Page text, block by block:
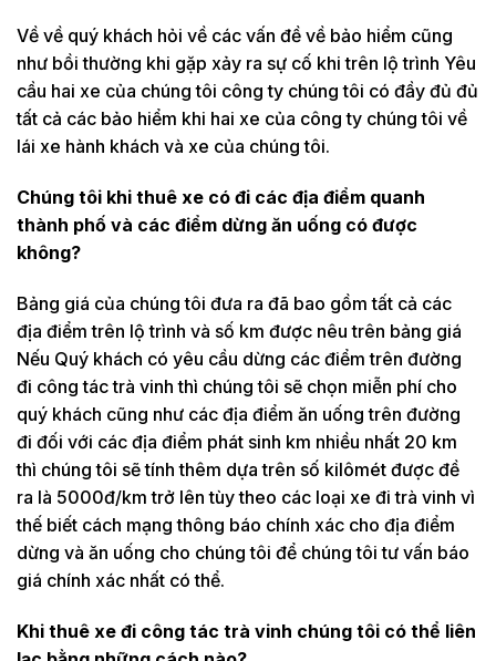
Về về quý khách hỏi về các vấn đề về bảo hiểm cũng
như bồi thường khi gặp xảy ra sự cố khi trên lộ trình Yêu
cầu hai xe của chúng tôi công ty chúng tôi có đầy đủ đủ
tất cả các bảo hiểm khi hai xe của công ty chúng tôi về
lái xe hành khách và xe của chúng tôi.
Chúng tôi khi thuê xe có đi các địa điểm quanh
thành phố và các điểm dừng ăn uống có được
không?
Bảng giá của chúng tôi đưa ra đã bao gồm tất cả các
địa điểm trên lộ trình và số km được nêu trên bảng giá
Nếu Quý khách có yêu cầu dừng các điểm trên đường
đi công tác trà vinh thì chúng tôi sẽ chọn miễn phí cho
quý khách cũng như các địa điểm ăn uống trên đường
đi đối với các địa điểm phát sinh km nhiều nhất 20 km
thì chúng tôi sẽ tính thêm dựa trên số kilômét được đề
ra là 5000đ/km trở lên tùy theo các loại xe đi trà vinh vì
thế biết cách mạng thông báo chính xác cho địa điểm
dừng và ăn uống cho chúng tôi để chúng tôi tư vấn báo
giá chính xác nhất có thể.
Khi thuê xe đi công tác trà vinh chúng tôi có thể liên